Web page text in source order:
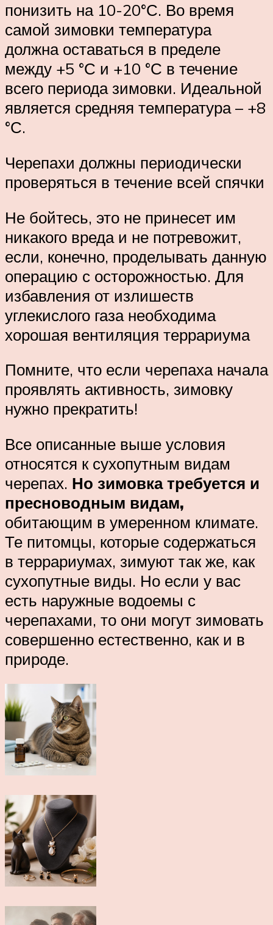
понизить на 10-20°С. Во время
самой зимовки температура
должна оставаться в пределе
между +5 °С и +10 °С в течение
всего периода зимовки. Идеальной
является средняя температура – +8
°С.
Черепахи должны периодически
проверяться в течение всей спячки
Не бойтесь, это не принесет им
никакого вреда и не потревожит,
если, конечно, проделывать данную
операцию с осторожностью. Для
избавления от излишеств
углекислого газа необходима
хорошая вентиляция террариума
Помните, что если черепаха начала
проявлять активность, зимовку
нужно прекратить!
Все описанные выше условия
относятся к сухопутным видам
черепах. Но зимовка требуется и
пресноводным видам,
обитающим в умеренном климате.
Те питомцы, которые содержаться
в террариумах, зимуют так же, как
сухопутные виды. Но если у вас
есть наружные водоемы с
черепахами, то они могут зимовать
совершенно естественно, как и в
природе.